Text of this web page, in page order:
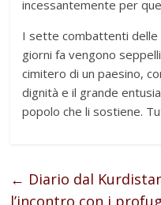
incessantemente per
I sette combattenti delle
giorni fa vengono
cimitero di un paesino,
dignità e il grande
popolo che li sostiene.
← Diario dal